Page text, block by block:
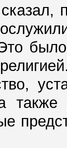
также